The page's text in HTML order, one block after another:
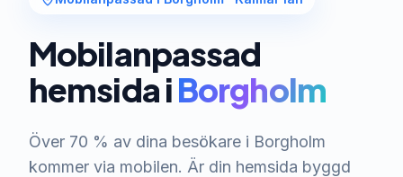
Mobilanpassad
hemsida iBorgholm
Över 70 % av dina besökare i Borgholm
kommer via mobilen. Är din hemsida byggd